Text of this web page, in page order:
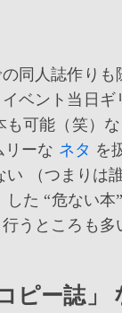
同人誌作りも
ベント当日ギ
可能（笑）
リーな ネタ を
い （つまりは
た “危ない本
うところも多
ピー誌」